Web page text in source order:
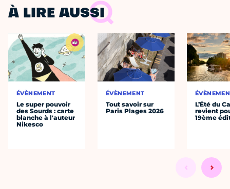
À LIRE AUSSI
ÉVÈNEMENT
Le super pouvoir
des Sourds : carte
blanche à l'auteur
Nikesco
ÉVÈNEMENT
Tout savoir sur
Paris Plages 2026
L’Été du
revient
19ème